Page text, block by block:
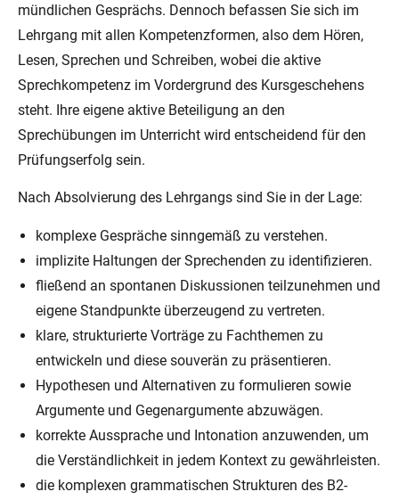
mündlichen Gesprächs. Dennoch befassen Sie sich im
Lehrgang mit allen Kompetenzformen, also dem Hören,
Lesen, Sprechen und Schreiben, wobei die aktive
Sprechkompetenz im Vordergrund des Kursgeschehens
steht. Ihre eigene aktive Beteiligung an den
Sprechübungen im Unterricht wird entscheidend für den
Prüfungserfolg sein.
Nach Absolvierung des Lehrgangs sind Sie in der Lage:
komplexe Gespräche sinngemäß zu verstehen.
implizite Haltungen der Sprechenden zu identifizieren.
fließend an spontanen Diskussionen teilzunehmen und
eigene Standpunkte überzeugend zu vertreten.
klare, strukturierte Vorträge zu Fachthemen zu
entwickeln und diese souverän zu präsentieren.
Hypothesen und Alternativen zu formulieren sowie
Argumente und Gegenargumente abzuwägen.
korrekte Aussprache und Intonation anzuwenden, um
die Verständlichkeit in jedem Kontext zu gewährleisten.
die komplexen grammatischen Strukturen des B2-